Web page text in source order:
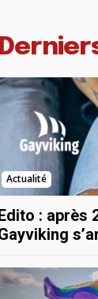
Actualité
: après